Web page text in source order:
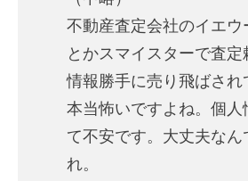
不動産査定会社のイエウ
とかスマイスターで査定
情報勝手に売り飛ばされ
本当怖いですよね。個
て不安です。大丈夫なん
れ。